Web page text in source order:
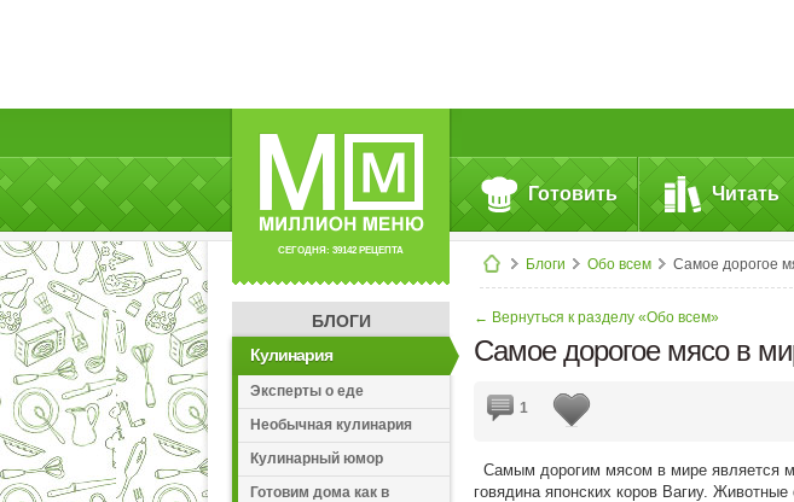
СЕГОДНЯ: 39142 РЕЦЕПТА
Готовить Читать
Блоги Обо всем Самое дорогое
БЛОГИ
Кулинария
Эксперты о еде
Необычная кулинария
Кулинарный юмор
Готовим дома как в
← Вернуться к разделу «Обо всем»
Самое дорогое мясо в
1
Самым дорогим мясом в мире является
говядина японских коров Вагиу.